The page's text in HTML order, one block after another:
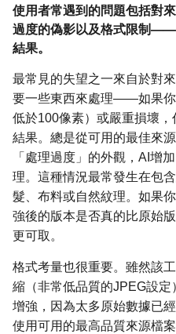
使用者常遇到的問題包括對
過度的偽影以及格式限制
結果。
最常見的失望之一來自於對
要一些東西來處理——如果你
低於100像素）或嚴重損壞
結果。總是從可用的最佳來
「處理過度」的外觀，AI增
理。這種情況最常發生在包
髮、布料或自然紋理。如果
強後的版本是否真的比原始
更可取。
格式考量也很重要。雖然該
縮（非常低品質的JPEG設
增強，因為太多原始數據已
使用可用的最高品質來源檔